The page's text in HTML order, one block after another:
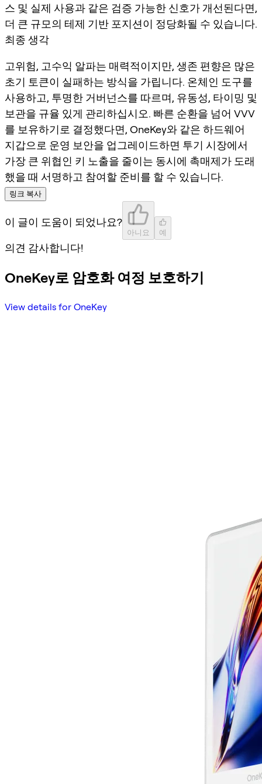
스 및 실제 사용과 같은 검증 가능한 신호가 개선된다면,
더 큰 규모의 테제 기반 포지션이 정당화될 수 있습니다.
최종 생각
고위험, 고수익 알파는 매력적이지만, 생존 편향은 많은
초기 토큰이 실패하는 방식을 가립니다. 온체인 도구를
사용하고, 투명한 거버넌스를 따르며, 유동성, 타이밍 및
보관을 규율 있게 관리하십시오. 빠른 순환을 넘어 VVV
를 보유하기로 결정했다면, OneKey와 같은 하드웨어
지갑으로 운영 보안을 업그레이드하면 투기 시장에서
가장 큰 위협인 키 노출을 줄이는 동시에 촉매제가 도래
했을 때 서명하고 참여할 준비를 할 수 있습니다.
링크 복사
이 글이 도움이 되었나요?
아니요 예
의견 감사합니다!
OneKey로 암호화 여정 보호하기
View details for OneKey